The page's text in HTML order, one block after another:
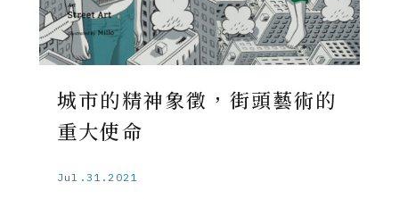
城市的精神象徵，街頭藝術的
重大使命
Jul.31.2021